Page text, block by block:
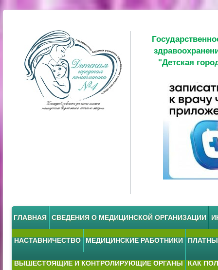
"Детская
ГЛАВНАЯ СВЕДЕНИЯ О МЕДИЦИНСКОЙ ОРГАНИЗАЦИИ
НАСТАВНИЧЕСТВО МЕДИЦИНСКИЕ РАБОТНИКИ
ВЫШЕСТОЯЩИЕ И КОНТРОЛИРУЮЩИЕ ОРГАНЫ КАК